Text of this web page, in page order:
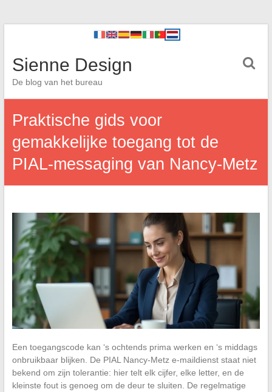
Sienne Design
De blog van het bureau
Praktische gids voor
gemakkelijke toegang tot de
PIAL-messaging van Nancy-Metz
Een toegangscode kan ‘s ochtends prima werken en ‘s middags
onbruikbaar blijken. De PIAL Nancy-Metz e-maildienst staat niet
bekend om zijn tolerantie: hier telt elk cijfer, elke letter, en de
kleinste fout is genoeg om de deur te sluiten. De regelmatige